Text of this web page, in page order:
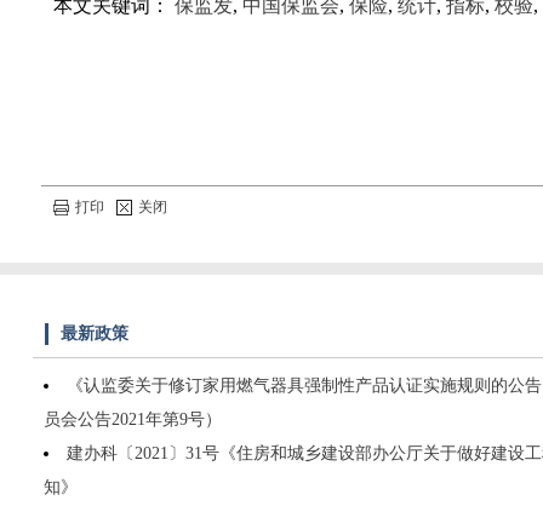
本文关键词： 保监发, 中国保监会, 保险, 统计, 指标, 校验,
打印 关闭
最新政策
《认监委关于修订家用燃气器具强制性产品认证实施规则的公
员会公告2021年第9号）
建办科〔2021〕31号《住房和城乡建设部办公厅关于做好建设
知》